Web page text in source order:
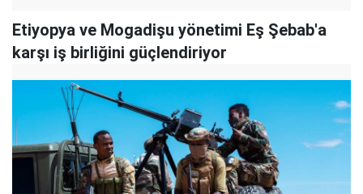
Etiyopya ve Mogadişu yönetimi Eş Şebab'a
karşı iş birliğini güçlendiriyor